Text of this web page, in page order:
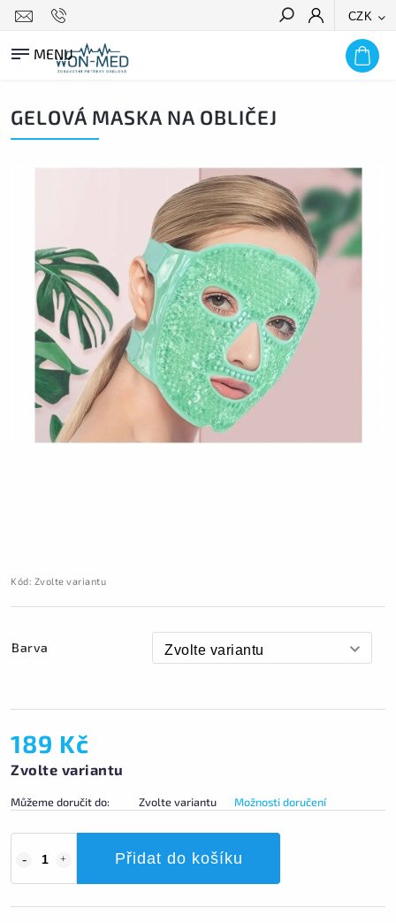
CZK
HLEDAT
GELOVÁ MASKA NA OBLIČEJ
Kód: Zvolte variantu
Barva
189 Kč
Zvolte variantu
Můžeme doručit do: Zvolte variantu Možnosti doručení
Přidat do košíku